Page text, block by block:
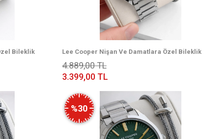
Bileklik
Lee Cooper Nişan Ve Damatlara Özel Bileklik
Hediyeli 2 Yıl Garantili Erkek Kol Saati
ELC.08271.350
4.889,00 TL
3.399,00 TL
%30